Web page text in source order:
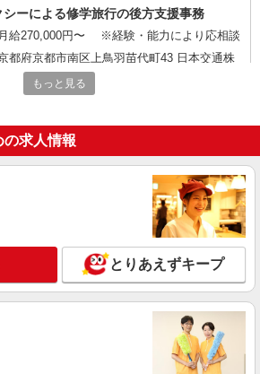
シーによる修学旅行の後方支援事務
月給270,000円〜 ※経験・能力により応相談
都府京都市南区上鳥羽苗代町43 日本交通株
社 京都営業所
ンターリフトでの車部品の入出荷
京都府京都市南区久世東土川町
詳細を見る
もっと見る
の求人情報
とりあえずキープ